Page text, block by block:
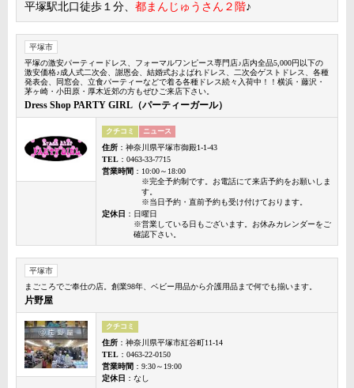
平塚駅北口徒歩１分、 都まんじゅうさん２階♪
平塚市
平塚の激安パーティードレス、フォーマルワンピース専門店♪店内全品5,000円以下の
激安価格♪成人式二次会、謝恩会、結婚式およばれドレス、二次会ゲストドレス、各種
発表会、同窓会、立食パーティーなどで着る各種ドレス続々入荷中！！横浜・藤沢・
茅ヶ崎・小田原・厚木近郊の方もぜひご来店下さい。
Dress Shop PARTY GIRL（パーティーガール）
クチコミ ニュース
住所 ：神奈川県平塚市御殿1-1-43
TEL ：0463-33-7715
営業時間 ：10:00～18:00
※完全予約制です。お電話にて来店予約をお願いしま
す。
※当日予約・直前予約も受け付けております。
定休日 ：日曜日
※営業している日もございます。お休みカレンダーをご
確認下さい。
平塚市
まごころでご奉仕の店。創業98年、ベビー用品から介護用品まで何でも揃います。
片野屋
クチコミ
住所 ：神奈川県平塚市紅谷町11-14
TEL ：0463-22-0150
営業時間 ：9:30～19:00
定休日 ：なし